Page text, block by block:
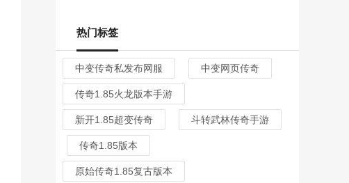
热门标签
中变传奇私发布网服 中变网页传奇
传奇1.85火龙版本手游
新开1.85超变传奇 斗转武林传奇手游
传奇1.85版本
原始传奇1.85复古版本